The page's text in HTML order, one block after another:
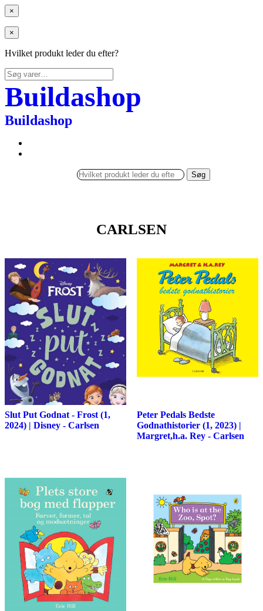
×
×
Hvilket produkt leder du efter?
Søg
efter:
Buildashop
Buildashop
Søg
CARLSEN
Slut Put Godnat - Frost (1,
2024) | Disney - Carlsen
Peter Pedals Bedste
Godnathistorier (1, 2023) |
Margret,h.a. Rey - Carlsen